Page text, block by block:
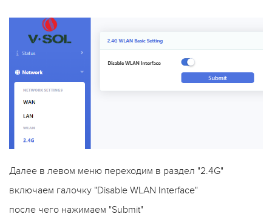
Далее в левом меню переходим в раздел "2.4G"
включаем галочку "Disable WLAN Interface"
после чего нажимаем "Submit"